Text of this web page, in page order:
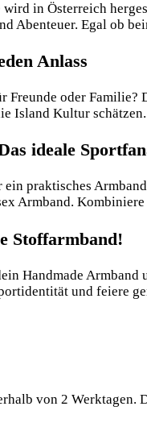
in Österreich
Abenteuer. Egal ob
Anlass
Freunde oder
Island Kultur
ideale
praktisches
Armband.
Stoffarmband!
Handmade Armband
und feiere
von 2 Werktagen.